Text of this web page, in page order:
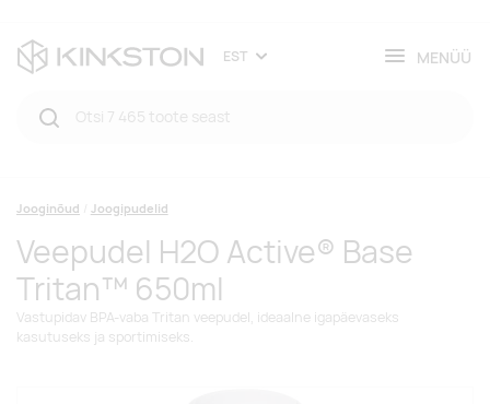
EST MENÜÜ
Jooginõud Joogipudelid
Veepudel H2O Active® Base
Tritan™ 650ml
Vastupidav BPA-vaba Tritan veepudel, ideaalne igapäevaseks
kasutuseks ja sportimiseks.